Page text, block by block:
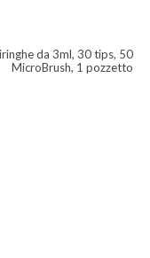
da 3ml, 30 tips, 50
MicroBrush, 1 pozzetto